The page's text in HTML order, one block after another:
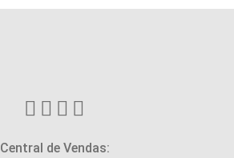
Central de Vendas: